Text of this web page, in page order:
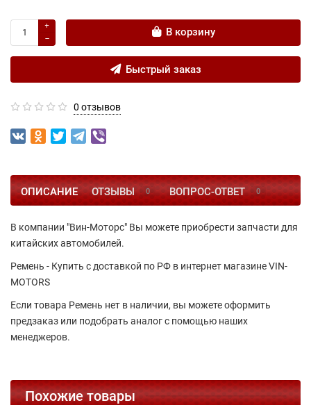
В корзину
Быстрый заказ
0 отзывов
ОПИСАНИЕ ОТЗЫВЫ 0 ВОПРОС-ОТВЕТ 0
В компании "Вин-Моторс" Вы можете приобрести запчасти для
китайских автомобилей.
Ремень - Купить с доставкой по РФ в интернет магазине VIN-
MOTORS
Если товара Ремень нет в наличии, вы можете оформить
предзаказ или подобрать аналог с помощью наших
менеджеров.
Похожие товары